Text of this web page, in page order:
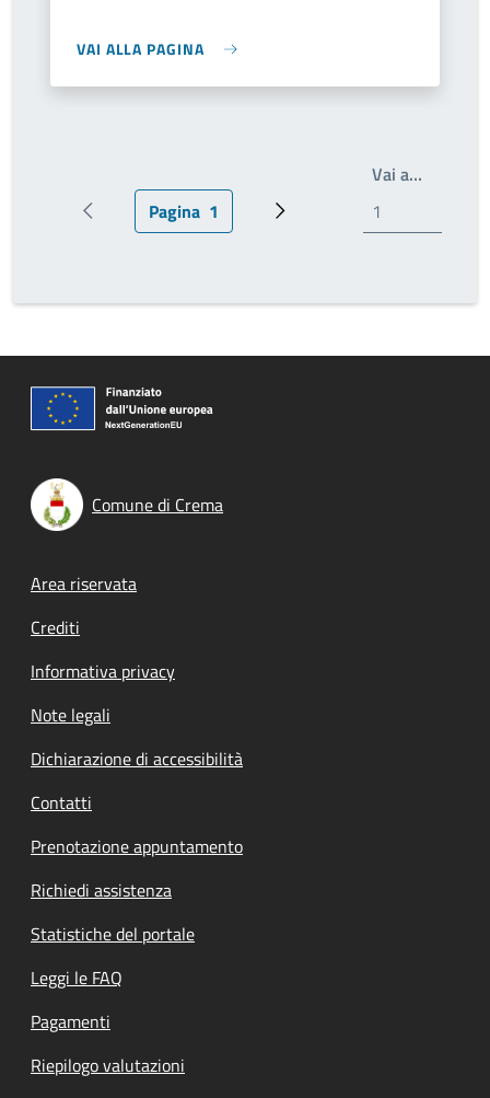
VAI ALLA PAGINA
Pagina precedentePagina attuale
Pagina 1 Pagina successiva
Vai a…
Comune di Crema
Footer menu
Area riservata
Crediti
Informativa privacy
Note legali
Dichiarazione di accessibilità
Contatti
Prenotazione appuntamento
Richiedi assistenza
Statistiche del portale
Leggi le FAQ
Pagamenti
Riepilogo valutazioni